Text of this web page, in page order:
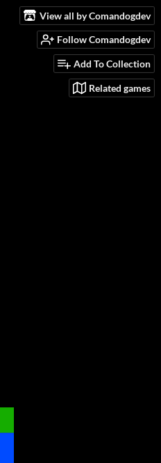
View all by Comandogdev
Follow Comandogdev
Add To Collection
Related games